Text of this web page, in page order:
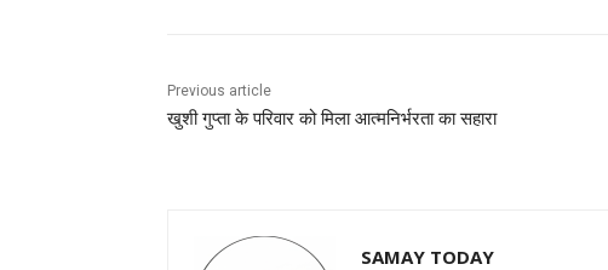
Previous article
खुशी गुप्ता के परिवार को मिला आत्मनिर्भरता का सहारा
SAMAY TODAY